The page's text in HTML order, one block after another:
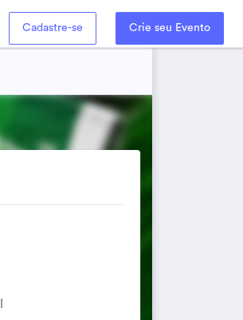
Cadastre-se Crie seu Evento